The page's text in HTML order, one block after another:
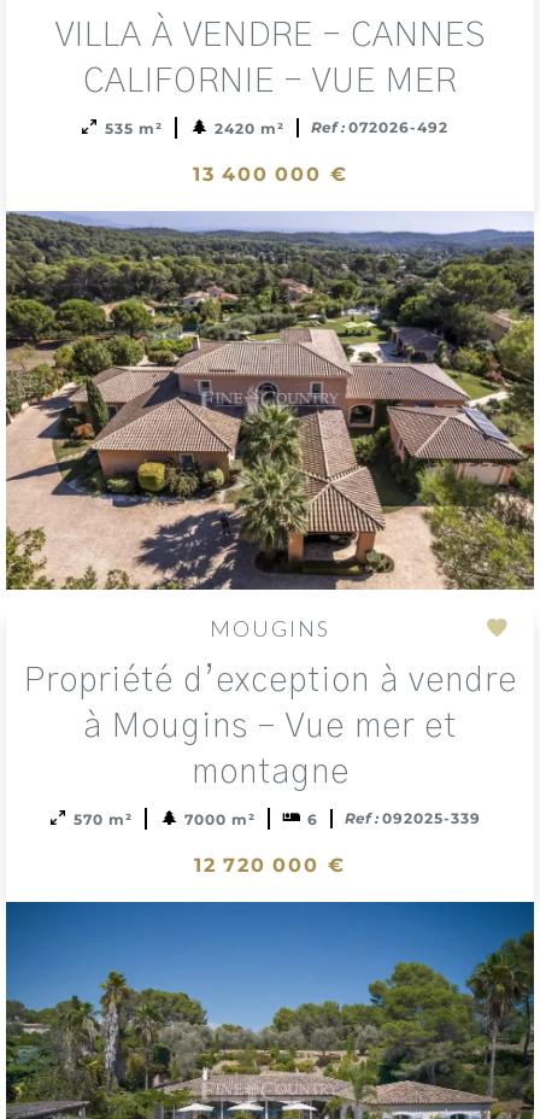
VILLA À VENDRE - CANNES
CALIFORNIE - VUE MER
535 m² 2420 m² Ref : 072026-492
13 400 000 €
MOUGINS
Propriété d’exception à vendre
à Mougins – Vue mer et
montagne
to
570 m² 7000 m² 6 Ref : 092025-339
12 720 000 €